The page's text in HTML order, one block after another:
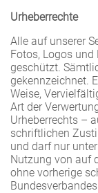
Urheberrechte
Alle auf unserer
Fotos, Logos
geschützt.
gekennzeichnet.
Weise,
Art der
Urheberrechts –
schriftlichen
und darf nur
Nutzung von auf
ohne vorherige